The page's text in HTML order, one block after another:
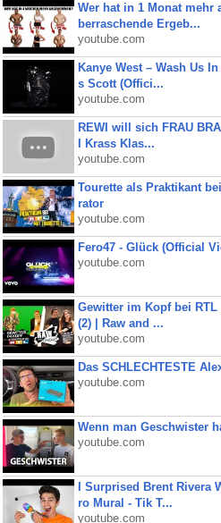
Wer hat in 1 Monat mehr
berraschende Ergeb...
youtube.com
Kanye West – Wash Us
s Scott (Offici...
youtube.com
REWI will sich FRAU
I Krass Klas...
youtube.com
Tourette als Praktikant
rator
youtube.com
Fero47 - Glück (Official
youtube.com
Gewitter im Kopf bei
(2) | Raw and ...
youtube.com
Das SCHLECHTESTE
youtube.com
Wenn man Geschwister
youtube.com
I Surprised Brent Rivera
ro Mural - Tik T...
youtube.com